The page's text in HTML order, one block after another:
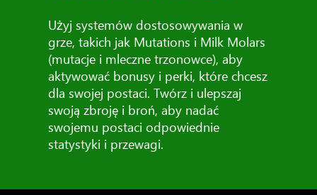
Użyj systemów dostosowywania w
grze, takich jak Mutations i Milk Molars
(mutacje i mleczne trzonowce), aby
aktywować bonusy i perki, które chcesz
dla swojej postaci. Twórz i ulepszaj
swoją zbroję i broń, aby nadać
swojemu postaci odpowiednie
statystyki i przewagi.